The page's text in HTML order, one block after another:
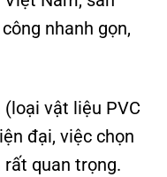
nhanh gọn,
vật liệu PVC
đại, việc chọn
quan trọng.